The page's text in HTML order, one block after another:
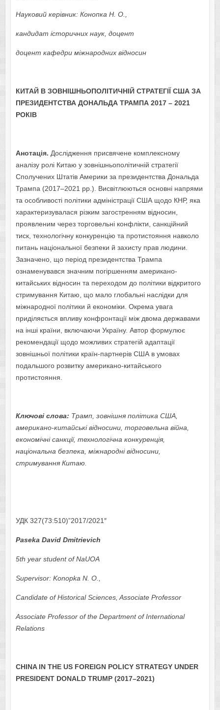
Науковий керівник: Конопка Н. О.,
кандидат історичних наук, доцент
доцент кафедри міжнародних відносин
КИТАЙ В ЗОВНІШНЬОПОЛІТИЧНІЙ СТРАТЕГІЇ США ЗА
ПРЕЗИДЕНТСТВА ДОНАЛЬДА ТРАМПА 2017 – 2021
РОКІВ
Анотація. Дослідження присвячене комплексному
аналізу ролі Китаю у зовнішньополітичній стратегії
Сполучених Штатів Америки за президентства Дональда
Трампа (2017–2021 рр.). Висвітлюються основні напрями
та особливості політики адміністрації США щодо КНР, яка
характеризувалася різким загостренням відносин,
проявленим через торговельні конфлікти, санкційний
тиск, технологічну конкуренцію та протистояння навколо
питань національної безпеки й захисту прав людини.
Зазначено, що період президентства Трампа
ознаменувався значним погіршенням американо-
китайських відносин та переходом до політики відкритого
стримування Китаю, що мало глобальні наслідки для
міжнародної політики й економіки. Окрема увага
приділяється впливу конфронтації між двома державами
на інші країни, включаючи Україну. Автор формулює
рекомендації щодо можливих стратегій адаптації
зовнішньої політики країн-партнерів США в умовах
подальшого розвитку американо-китайського
протистояння.
Ключові слова: Трамп, зовнішня політика США,
американо-китайські відносини, торговельна війна,
економічні санкції, технологічна конкуренція,
національна безпека, міжнародні відносини,
стримування Китаю.
УДК 327(73:510)”2017/2021″
Paseka David Dmitrievich
5th year student of NaUOA
Supervisor: Konopka N. O.,
Candidate of Historical Sciences, Associate Professor
Associate Professor of the Department of International
Relations
CHINA IN THE US FOREIGN POLICY STRATEGY UNDER
PRESIDENT DONALD TRUMP (2017–2021)